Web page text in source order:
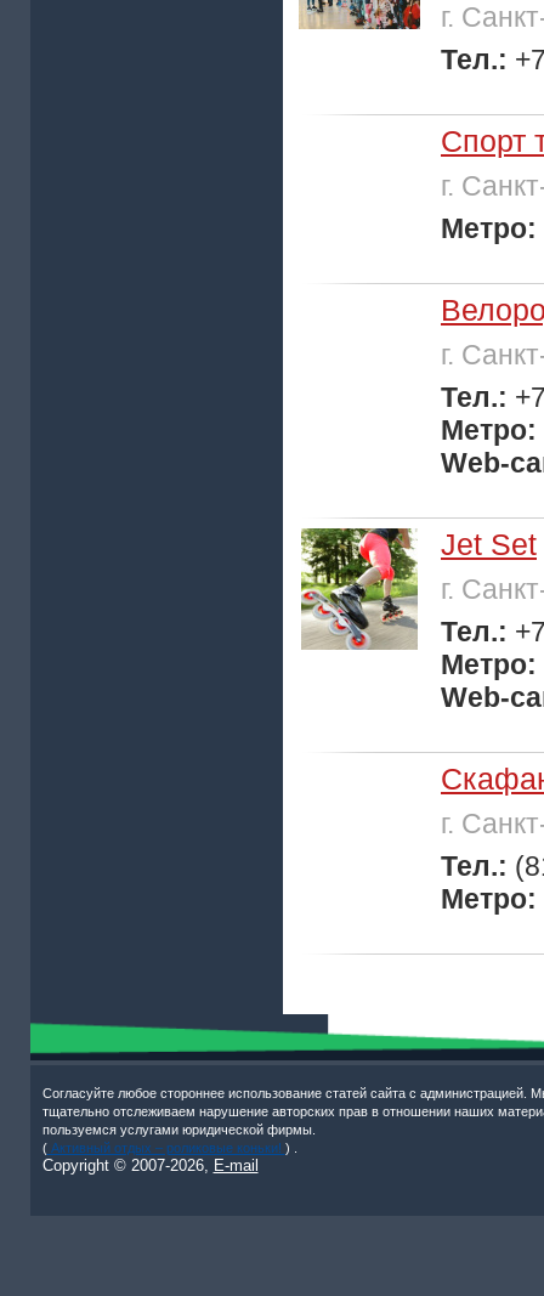
г.
Тел.:
Спорт
г.
Метро:
г.
Тел.:
Метро:
Web-
Jet Set
г.
Тел.:
Метро:
Web-
г.
Тел.:
Метро:
Согласуйте любое стороннее использование статей сайта с администрацией.
тщательно отслеживаем нарушение авторских прав в отношении наших
пользуемся услугами юридической фирмы.
(Активный отдых – роликовые коньки! ) .
Copyright © 2007-2026, E-mail